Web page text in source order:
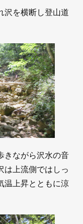
沢を横断し登山道
きながら沢水の音
は上流側ではしっ
温上昇とともに涼